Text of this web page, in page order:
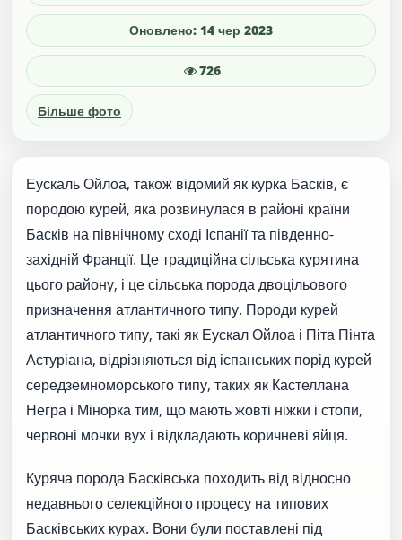
Оновлено: 14 чер 2023
726
Більше фото
Еускаль Ойлоа, також відомий як курка Басків, є
породою курей, яка розвинулася в районі країни
Басків на північному сході Іспанії та південно-
західній Франції. Це традиційна сільська курятина
цього району, і це сільська порода двоцільового
призначення атлантичного типу. Породи курей
атлантичного типу, такі як Еускал Ойлоа і Піта Пінта
Астуріана, відрізняються від іспанських порід курей
середземноморського типу, таких як Кастеллана
Негра і Мінорка тим, що мають жовті ніжки і стопи,
червоні мочки вух і відкладають коричневі яйця.
Куряча порода Басківська походить від відносно
недавнього селекційного процесу на типових
Басківських курах. Вони були поставлені під